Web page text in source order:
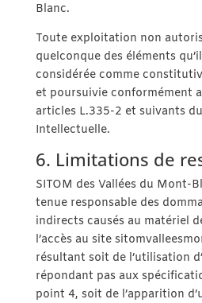
Blanc.
Toute exploitation non
quelconque des éléments
considérée comme
et poursuivie conformément
articles L.335-2 et suivants
Intellectuelle.
6. Limitations de
SITOM des Vallées du Mont-
tenue responsable des
indirects causés au matériel
l’accès au site
résultant soit de l’utilisation
répondant pas aux
point 4, soit de l’apparition